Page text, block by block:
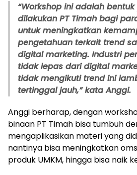
“Workshop ini adalah
dilakukan PT Timah bagi
untuk meningkatkan
pengetahuan terkait trend
digital marketing. Industri
tidak lepas dari digital
tidak mengikuti trend ini
tertinggal jauh,” kata Anggi.
Anggi berharap, dengan
binaan PT Timah bisa tumbuh
mengaplikasikan materi yang
nantinya bisa meningkatkan
produk UMKM, hingga bisa naik